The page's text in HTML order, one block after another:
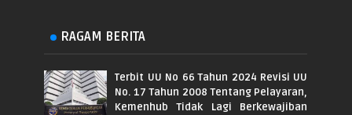
RAGAM BERITA
Terbit UU No 66 Tahun 2024 Revisi UU
No. 17 Tahun 2008 Tentang Pelayaran,
Kemenhub Tidak Lagi Berkewajiban